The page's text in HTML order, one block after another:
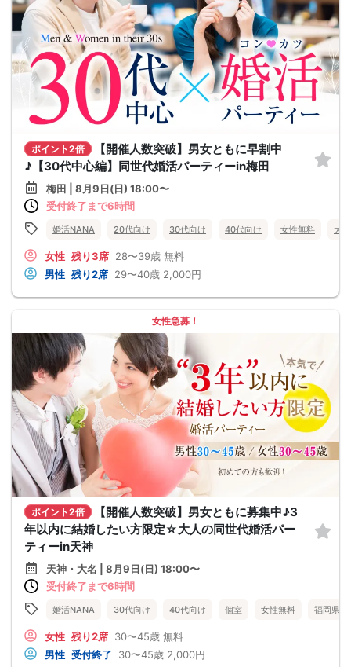
ポイント2倍
【開催人数突破】男女ともに早割中
♪【30代中心編】同世代婚活パーティーin梅田
梅田 | 8月9日(日) 18:00〜
受付終了まで6時間
婚活NANA 20代向け 30代向け 40代向け 女性無料 大
女性 残り3席 28〜39歳 無料
男性 残り2席 29〜40歳 2,000円
女性急募！
ポイント2倍
【開催人数突破】男女ともに募集中♪3
年以内に結婚したい方限定☆大人の同世代婚活パー
ティーin天神
天神・大名 | 8月9日(日) 18:00〜
受付終了まで6時間
婚活NANA 30代向け 40代向け 個室 女性無料 福岡県
女性 残り2席 30〜45歳 無料
男性 受付終了 30〜45歳 2,000円